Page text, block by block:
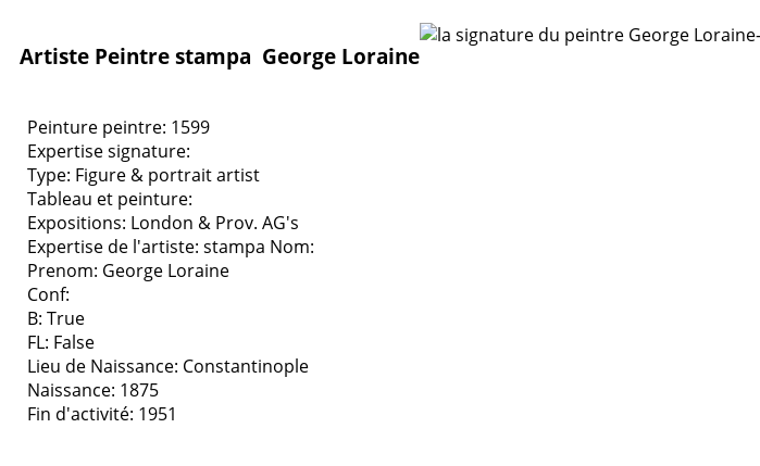
Artiste Peintre stampa George Loraine
Peinture peintre: 1599
Expertise signature:
Type: Figure & portrait artist
Tableau et peinture:
Expositions: London & Prov. AG's
Expertise de l'artiste: stampa Nom:
Prenom: George Loraine
Conf:
B: True
FL: False
Lieu de Naissance: Constantinople
Naissance: 1875
Fin d'activité: 1951